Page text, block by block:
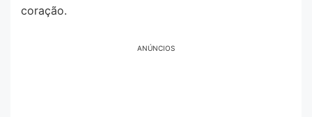
coração.
ANÚNCIOS